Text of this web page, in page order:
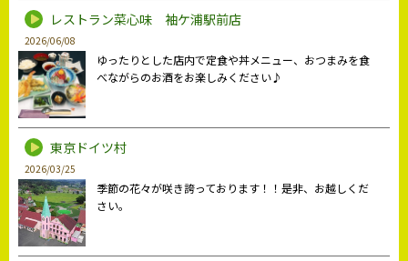
レストラン菜心味 袖ケ浦駅前店
2026/06/08
ゆったりとした店内で定食や丼メニュー、おつまみを食
べながらのお酒をお楽しみください♪
東京ドイツ村
2026/03/25
季節の花々が咲き誇っております！！是非、お越しくだ
さい。